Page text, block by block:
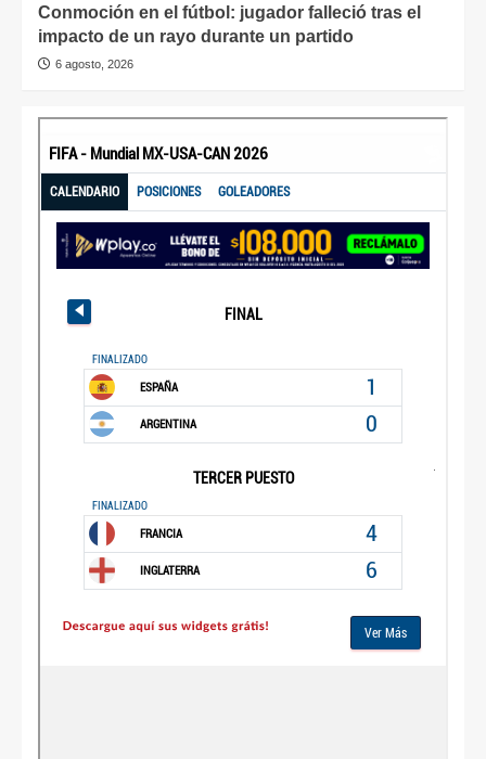
Conmoción en el fútbol: jugador falleció tras el
impacto de un rayo durante un partido
6 agosto, 2026